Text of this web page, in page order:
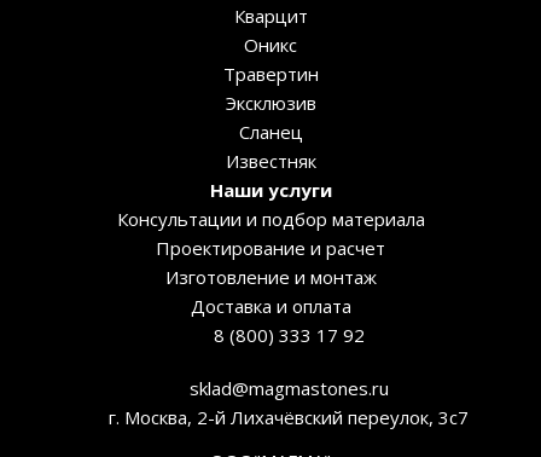
Кварцит
Оникс
Травертин
Эксклюзив
Сланец
Известняк
Наши услуги
Консультации и подбор материала
Проектирование и расчет
Изготовление и монтаж
Доставка и оплата
8 (800) 333 17 92
sklad@magmastones.ru
г. Москва, 2-й Лихачёвский переулок, 3с7